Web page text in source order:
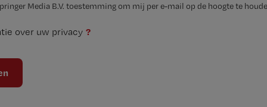
Media B.V. toestemming om mij per e-mail op de hoogte te
over uw privacy ?